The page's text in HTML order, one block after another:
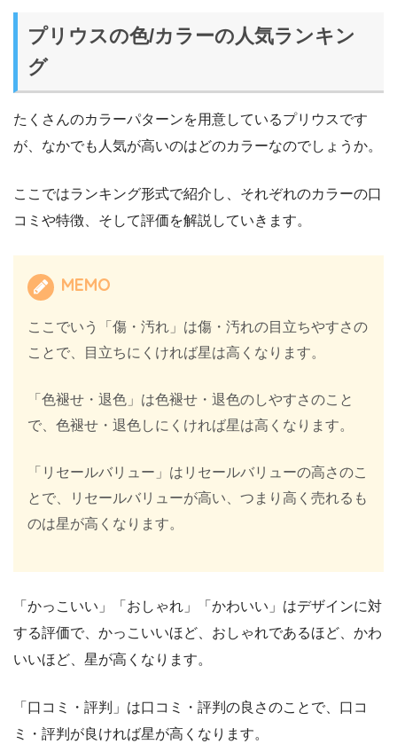
プリウスの色/カラーの人気ランキン
グ
たくさんのカラーパターンを用意しているプリウスです
が、なかでも人気が高いのはどのカラーなのでしょうか。
ここではランキング形式で紹介し、それぞれのカラーの口
コミや特徴、そして評価を解説していきます。
MEMO
ここでいう「傷・汚れ」は傷・汚れの目立ちやすさの
ことで、目立ちにくければ星は高くなります。
「色褪せ・退色」は色褪せ・退色のしやすさのこと
で、色褪せ・退色しにくければ星は高くなります。
「リセールバリュー」はリセールバリューの高さのこ
とで、リセールバリューが高い、つまり高く売れるも
のは星が高くなります。
「かっこいい」「おしゃれ」「かわいい」はデザインに対
する評価で、かっこいいほど、おしゃれであるほど、かわ
いいほど、星が高くなります。
「口コミ・評判」は口コミ・評判の良さのことで、口コ
ミ・評判が良ければ星が高くなります。